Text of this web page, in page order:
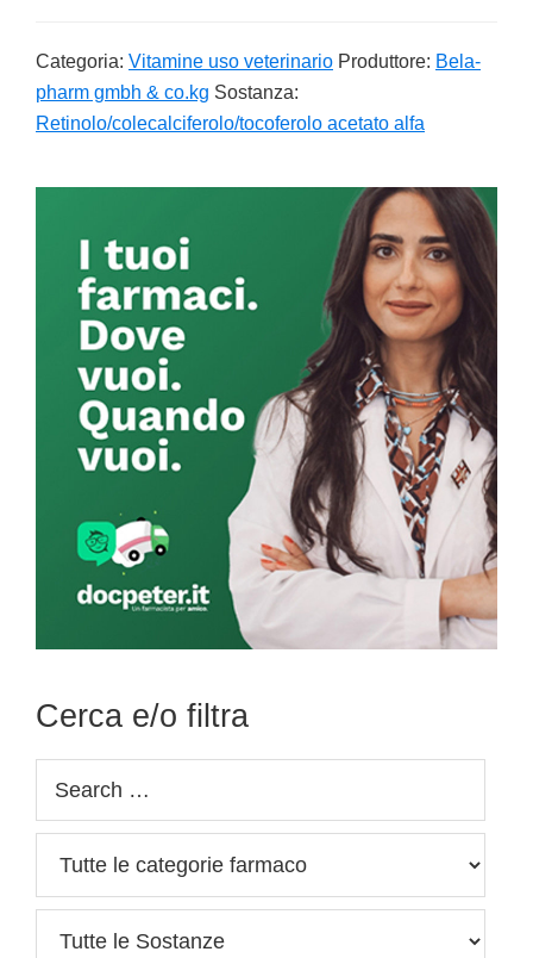
Categoria: Vitamine uso veterinario Produttore: Bela-
pharm gmbh & co.kg Sostanza:
Retinolo/colecalciferolo/tocoferolo acetato alfa
Sidebar
Cerca e/o filtra